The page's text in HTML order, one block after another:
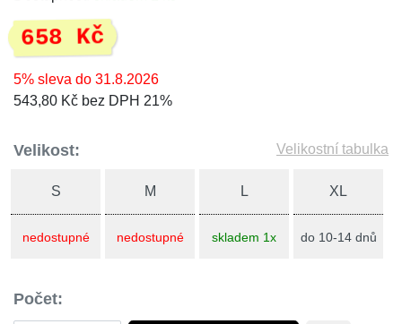
658 Kč
5% sleva do 31.8.2026
543,80 Kč bez DPH 21%
Velikost: Velikostní tabulka
S
nedostupné
M
nedostupné
L
skladem 1x
XL
do 10-14 dnů
Počet: